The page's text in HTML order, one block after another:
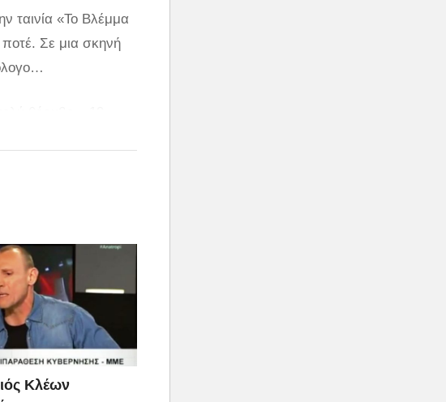
ταινία «Το Βλέμμα
Σε μια σκηνή
θα σας κάνει να
Κλέων